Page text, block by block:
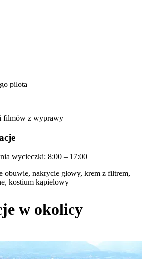
pilota
i filmów z wyprawy
wycieczki: 8:00 – 17:00
obuwie, nakrycie głowy, krem z filtrem,
kostium kąpielowy
w okolicy